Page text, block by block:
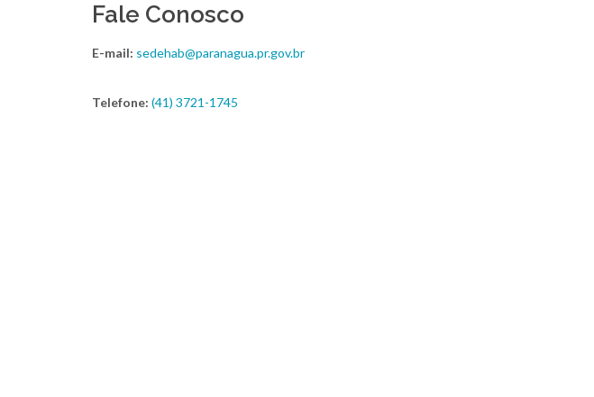
Fale Conosco
E-mail: sedehab@paranagua.pr.gov.br
Telefone: (41) 3721-1745